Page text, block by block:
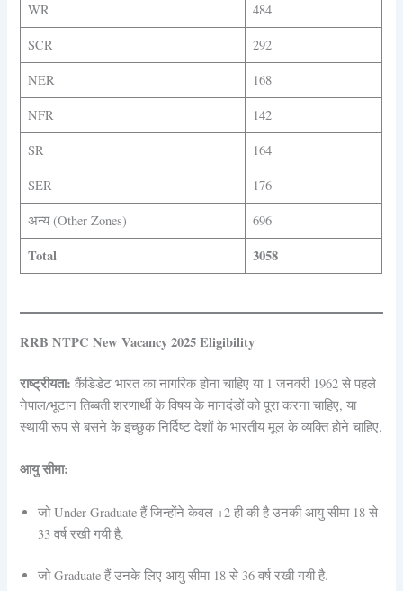
WR 484
SCR 292
NER 168
NFR 142
SR 164
SER 176
अन्य (Other Zones) 696
Total 3058
RRB NTPC New Vacancy 2025 Eligibility
राष्ट्रीयता: कैंडिडेट भारत का नागरिक होना चाहिए या 1 जनवरी 1962 से पहले
नेपाल/भूटान तिब्बती शरणार्थी के विषय के मानदंडों को पूरा करना चाहिए, या
स्थायी रूप से बसने के इच्छुक निर्दिष्ट देशों के भारतीय मूल के व्यक्ति होने चाहिए.
आयु सीमा:
जो Under-Graduate हैं जिन्होंने केवल +2 ही की है उनकी आयु सीमा 18 से
33 वर्ष रखी गयी है.
जो Graduate हैं उनके लिए आयु सीमा 18 से 36 वर्ष रखी गयी है.